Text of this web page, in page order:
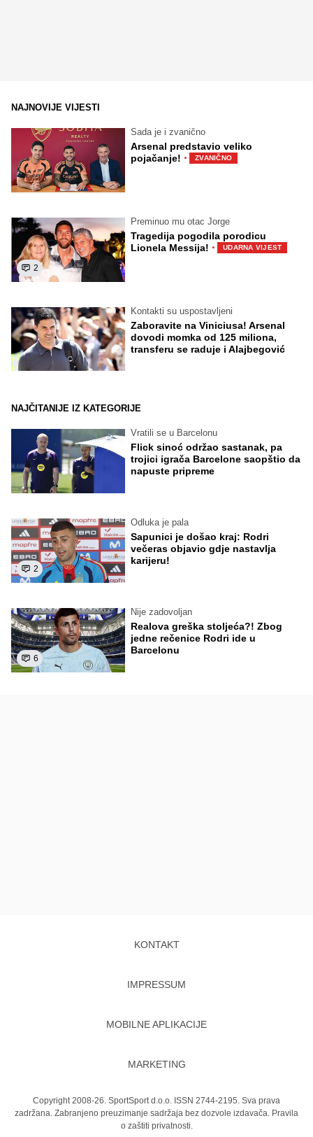
NAJNOVIJE VIJESTI
Sada je i zvanično
Arsenal predstavio veliko
pojačanje! · ZVANIČNO
2
Preminuo mu otac Jorge
Tragedija pogodila porodicu
Lionela Messija! · UDARNA VIJEST
Kontakti su uspostavljeni
Zaboravite na Viniciusa! Arsenal
dovodi momka od 125 miliona,
transferu se raduje i Alajbegović
NAJČITANIJE IZ KATEGORIJE
Vratili se u Barcelonu
Flick sinoć održao sastanak, pa
trojici igrača Barcelone saopštio da
napuste pripreme
2
Odluka je pala
Sapunici je došao kraj: Rodri
večeras objavio gdje nastavlja
karijeru!
6
Nije zadovoljan
Realova greška stoljeća?! Zbog
jedne rečenice Rodri ide u
Barcelonu
KONTAKT
IMPRESSUM
MOBILNE APLIKACIJE
MARKETING
Copyright 2008-26. SportSport d.o.o. ISSN 2744-2195. Sva prava
zadržana. Zabranjeno preuzimanje sadržaja bez dozvole izdavača. Pravila
o zaštiti privatnosti.